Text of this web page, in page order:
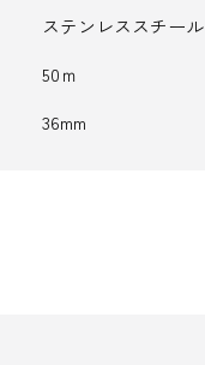
ステンレススチール
50ｍ
36mm